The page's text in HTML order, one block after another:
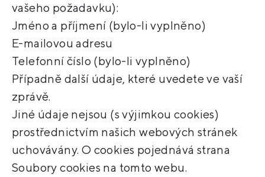
vašeho požadavku):
Jméno a příjmení (bylo-li vyplněno)
E-mailovou adresu
Telefonní číslo (bylo-li vyplněno)
Případně další údaje, které uvedete ve vaší
zprávě.
Jiné údaje nejsou (s výjimkou cookies)
prostřednictvím našich webových stránek
uchovávány. O cookies pojednává strana
Soubory cookies na tomto webu.